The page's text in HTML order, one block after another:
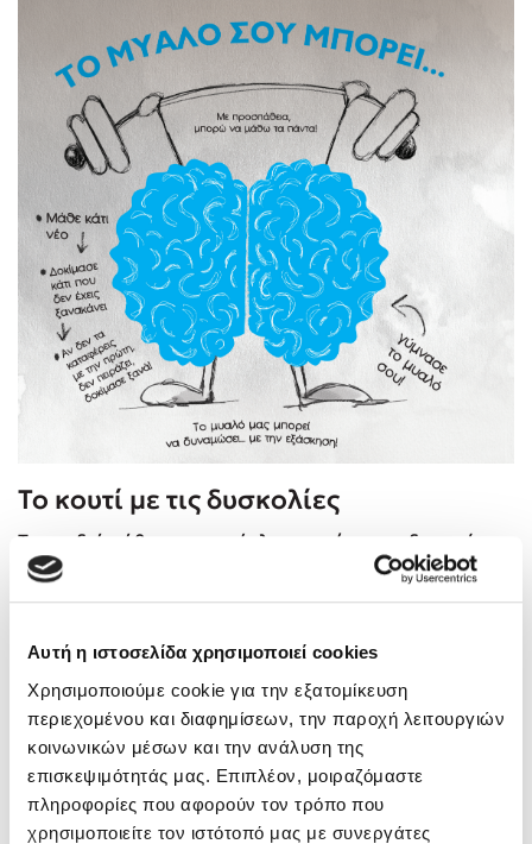
Αυτή η ιστοσελίδα χρησιμοποιεί cookies
Χρησιμοποιούμε cookie για την εξατομίκευση
περιεχομένου και διαφημίσεων, την παροχή λειτουργιών
κοινωνικών μέσων και την ανάλυση της
επισκεψιμότητάς μας. Επιπλέον, μοιραζόμαστε
πληροφορίες που αφορούν τον τρόπο που
χρησιμοποιείτε τον ιστότοπό μας με συνεργάτες
Το κουτί με τις δυσκολίες
Τα παιδιά κάθονται σε κύκλο και ο/η εκπαιδευτικός
ζητά από αυτά να του/της πουν αν συμφωνούν ή
διαφωνούν με τη φράση «οι δυσκολίες με κάνουν πιο
τους έτυχε, χωρίς να γράψουν το όνομά τους.
Τα χαρτάκια διπλώνονται και μπαίνουν σε ένα κουτί.
Το κουτί γυρίζει στον κύκλο. Κάθε παιδί τραβά και
διαβάζει ένα χαρτάκι και προσπαθεί να εντοπίσει
ποιου παιδιού είναι.